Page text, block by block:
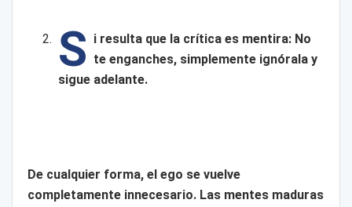
S i resulta que la crítica es mentira: No
te enganches, simplemente ignórala y
sigue adelante.
De cualquier forma, el ego se vuelve
completamente innecesario. Las mentes maduras